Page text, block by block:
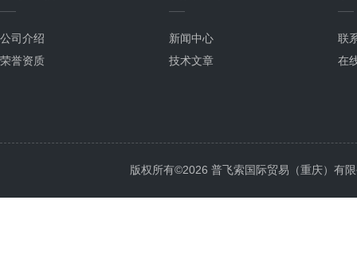
公司介绍
荣誉资质
新闻中心
技术文章
联
在
版权所有©2026 普飞索国际贸易（重庆）有